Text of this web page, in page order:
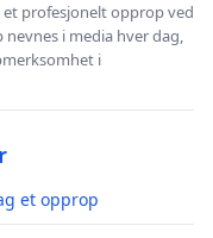
profesjonelt opprop ved
i media hver dag,
i
et opprop